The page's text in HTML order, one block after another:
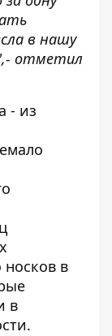
в нашу
отметил
- из
в
в